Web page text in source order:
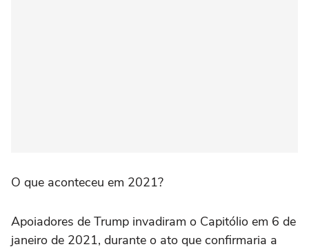
O que aconteceu em 2021?
Apoiadores de Trump invadiram o Capitólio em 6 de
janeiro de 2021, durante o ato que confirmaria a